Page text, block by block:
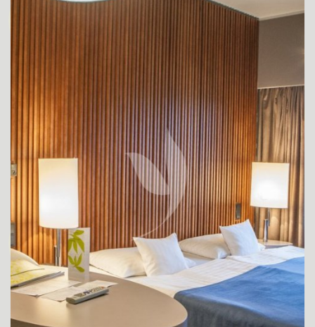
IZBA DE LUXE
APARTMÁN JUNIOR SUITE
O HOTELI
REŠTAURÁCIA
STEAKHOUSE MONTANA